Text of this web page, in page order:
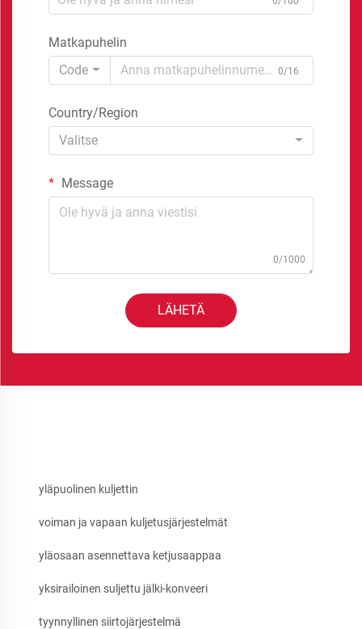
Matkapuhelin
Code
0/16
Country/Region
Valitse
Message
0/1000
LÄHETÄ
yläpuolinen kuljettin
voiman ja vapaan kuljetusjärjestelmät
yläosaan asennettava ketjusaappaa
yksirailoinen suljettu jälki-konveeri
tyynnyllinen siirtojärjestelmä